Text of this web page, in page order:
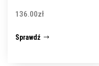
136.00zł
Sprawdź